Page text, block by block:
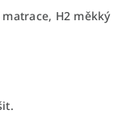
H2 měkký